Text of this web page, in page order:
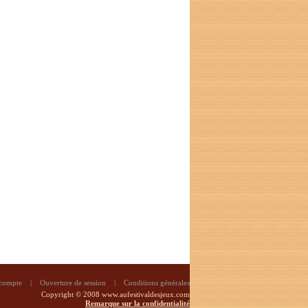
| Ouverture de session |
Conditions générales
Copyright © 2008 www.aufestivaldesjeux.com
Remarque sur la confidentialité